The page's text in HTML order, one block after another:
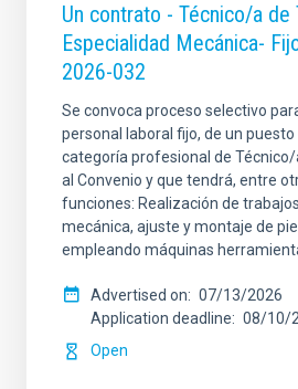
Un contrato - Técnico/a de
Especialidad Mecánica-
2026-032
Se convoca proceso selectivo
personal laboral fijo, de un
categoría profesional de Técnico/
al Convenio y que tendrá, entre
funciones: Realización de
mecánica, ajuste y montaje de
empleando máquinas
Advertised on
07/13/2026
Application deadline
08/10/
Open